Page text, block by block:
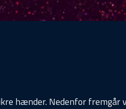
hænder. Nedenfor fremgår